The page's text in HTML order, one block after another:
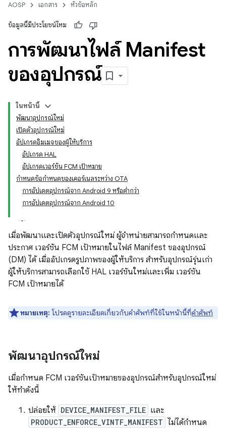
AOSP เอกสาร หัวข้อหลัก
ข้อมูลนี้มีประโยชน์ไหม
การพัฒนาไฟล์ Manifest
ของอุปกรณ์
ในหน้านี้
พัฒนาอุปกรณ์ใหม่
เปิดตัวอุปกรณ์ใหม่
อัปเกรดอิมเมจของผู้ให้บริการ
อัปเกรด HAL
อัปเกรดเวอร์ชัน FCM เป้าหมาย
กำหนดข้อกำหนดของเคอร์เนลระหว่าง OTA
การอัปเดตอุปกรณ์จาก Android 9 หรือต่ำกว่า
การอัปเดตอุปกรณ์จาก Android 10
เมื่อพัฒนาและเปิดตัวอุปกรณ์ใหม่ ผู้จำหน่ายสามารถกำหนดและ
ประกาศ เวอร์ชัน FCM เป้าหมายในไฟล์ Manifest ของอุปกรณ์
(DM) ได้ เมื่ออัปเกรดรูปภาพของผู้ให้บริการ สำหรับอุปกรณ์รุ่นเก่า
ผู้ให้บริการสามารถเลือกใช้ HAL เวอร์ชันใหม่และเพิ่ม เวอร์ชัน
FCM เป้าหมายได้
หมายเหตุ: โปรดดูรายละเอียดเกี่ยวกับคำศัพท์ที่ใช้ในหน้านี้ที่คำศัพท์
พัฒนาอุปกรณ์ใหม่
เมื่อกำหนด FCM เวอร์ชันเป้าหมายของอุปกรณ์สำหรับอุปกรณ์ใหม่
ให้ทำดังนี้
ปล่อยให้ DEVICE_MANIFEST_FILE และ
PRODUCT_ENFORCE_VINTF_MANIFEST ไม่ได้กำหนด